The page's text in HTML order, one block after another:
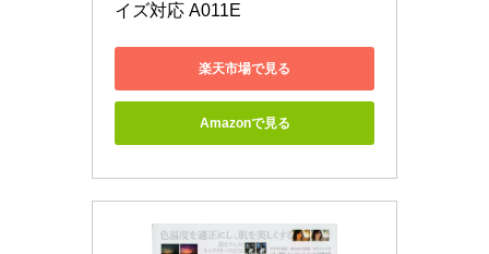
イズ対応 A011E
楽天市場で見る
Amazonで見る